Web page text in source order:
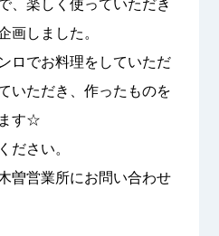
、楽しく使っていただき
画しました。
ロでお料理をしていただ
いただき、作ったものを
す☆
ださい。
曽営業所にお問い合わせ